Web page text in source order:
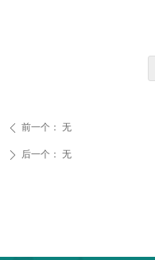
ꄴ 前一个： 无
ꄲ 后一个： 无